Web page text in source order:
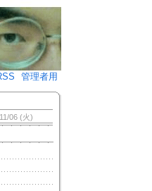
管理者用
06 (火)